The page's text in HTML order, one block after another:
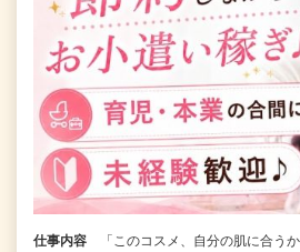
仕事内容
「このコスメ、自分の肌に合う